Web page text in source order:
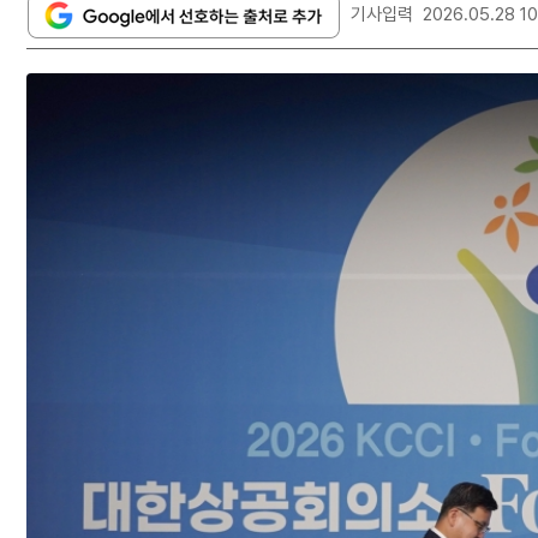
기사입력 2026.05.28